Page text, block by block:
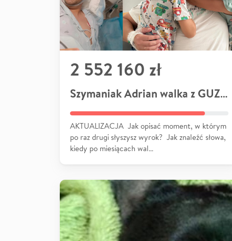
2 552 160 zł
Szymaniak Adrian walka z GUZEM
AKTUALIZACJA Jak opisać moment, w którym
po raz drugi słyszysz wyrok? Jak znaleźć słowa,
kiedy po miesiącach wal…